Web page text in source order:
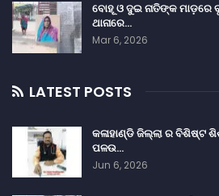
ବୋହୂ ଓ ଦୁଇ ନାତିଙ୍କ ମାଡ଼ରେ
ଥାନାରେ…
Mar 6, 2026
LATEST POSTS
କଳାହାଣ୍ଡି ଜିଲ୍ଲା ର ବିଶିଷ୍ଟ
ପଳଉ…
Jun 6, 2026